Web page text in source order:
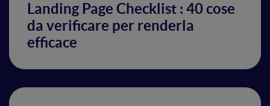
Landing Page Checklist : 40 cose
da verificare per renderla
efficace